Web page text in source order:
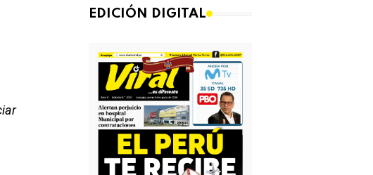
EDICIÓN DIGITAL